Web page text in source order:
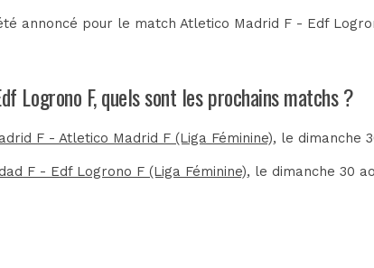
annoncé pour le match Atletico Madrid F - Edf
Logrono F, quels sont les prochains matchs ?
F - Atletico Madrid F (Liga Féminine), le dimanche
F - Edf Logrono F (Liga Féminine), le dimanche 30